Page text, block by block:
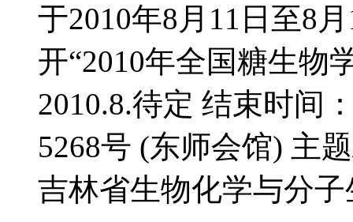
于2010年8月11日至8
开“2010年全国糖生物
2010.8.待定 结束时间
5268号 (东师会馆) 主
吉林省生物化学与分